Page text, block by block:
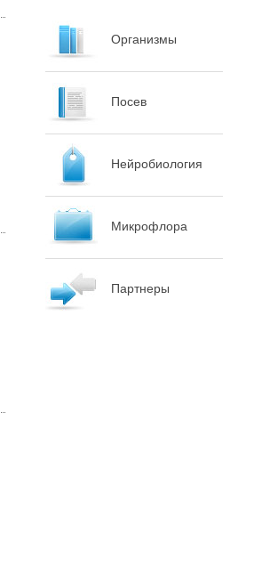
Организмы
Посев
Нейробиология
Микрофлора
Партнеры